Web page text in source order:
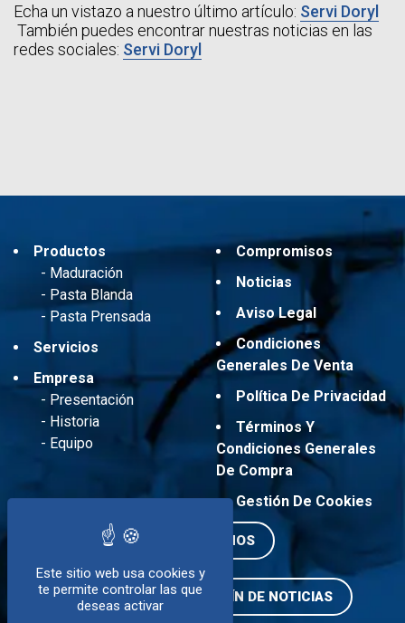
Echa un vistazo a nuestro último artículo: Servi Doryl
También puedes encontrar nuestras noticias en las
redes sociales: Servi Doryl
Productos
Maduración
Pasta Blanda
Pasta Prensada
Servicios
Empresa
Presentación
Historia
Equipo
Compromisos
Noticias
Aviso Legal
Condiciones
Generales De Venta
Política De Privacidad
Términos Y
Condiciones Generales
De Compra
Gestión De Cookies
CONTÁCTANOS
SUSCRIBIRSE AL BOLETÍN DE NOTICIAS
Este sitio web usa cookies y
te permite controlar las que
deseas activar